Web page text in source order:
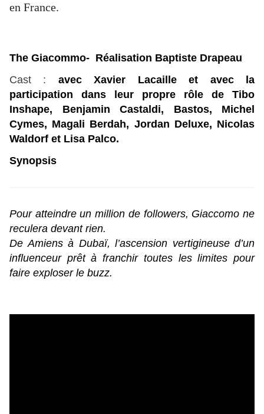
en France.
The Giacommo- Réalisation Baptiste Drapeau
Cast : avec Xavier Lacaille et avec la
participation dans leur propre rôle de Tibo
Inshape, Benjamin Castaldi, Bastos, Michel
Cymes, Magali Berdah, Jordan Deluxe, Nicolas
Waldorf et Lisa Palco.
Synopsis
Pour atteindre un million de followers, Giaccomo ne
reculera devant rien.
De Amiens à Dubaï, l’ascension vertigineuse d’un
influenceur prêt à franchir toutes les limites pour
faire exploser le buzz.